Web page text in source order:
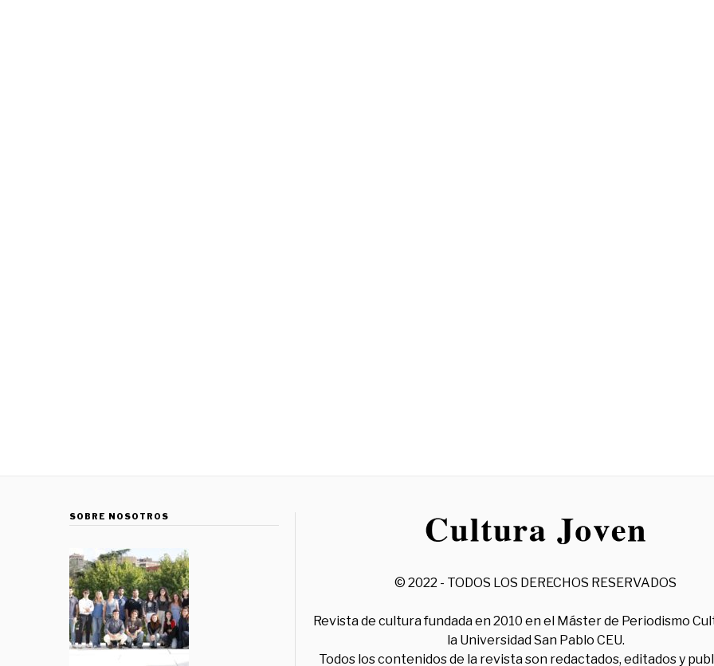
SOBRE NOSOTROS
© 2022 - TODOS LOS DERECHOS RESERVADOS
Revista de cultura fundada en 2010 en el Máster de Periodismo
la Universidad San Pablo CEU.
Todos los contenidos de la revista son redactados, editados y